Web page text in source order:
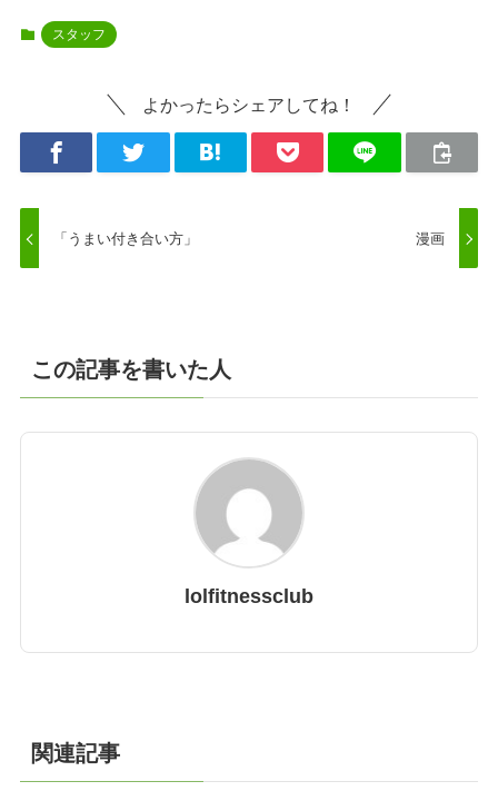
スタッフ
よかったらシェアしてね！
「うまい付き合い方」 漫画
この記事を書いた人
lolfitnessclub
関連記事